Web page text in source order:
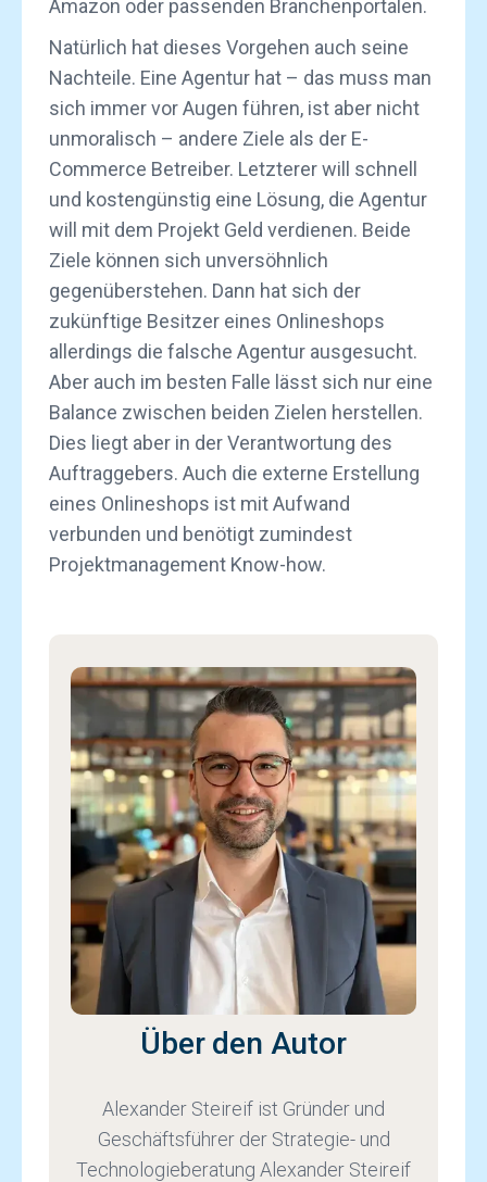
Amazon oder passenden Branchenportalen.
Natürlich hat dieses Vorgehen auch seine
Nachteile. Eine Agentur hat – das muss man
sich immer vor Augen führen, ist aber nicht
unmoralisch – andere Ziele als der E-
Commerce Betreiber. Letzterer will schnell
und kostengünstig eine Lösung, die Agentur
will mit dem Projekt Geld verdienen. Beide
Ziele können sich unversöhnlich
gegenüberstehen. Dann hat sich der
zukünftige Besitzer eines Onlineshops
allerdings die falsche Agentur ausgesucht.
Aber auch im besten Falle lässt sich nur eine
Balance zwischen beiden Zielen herstellen.
Dies liegt aber in der Verantwortung des
Auftraggebers. Auch die externe Erstellung
eines Onlineshops ist mit Aufwand
verbunden und benötigt zumindest
Projektmanagement Know-how.
Über den Autor
Alexander Steireif ist Gründer und
Geschäftsführer der Strategie- und
Technologieberatung Alexander Steireif